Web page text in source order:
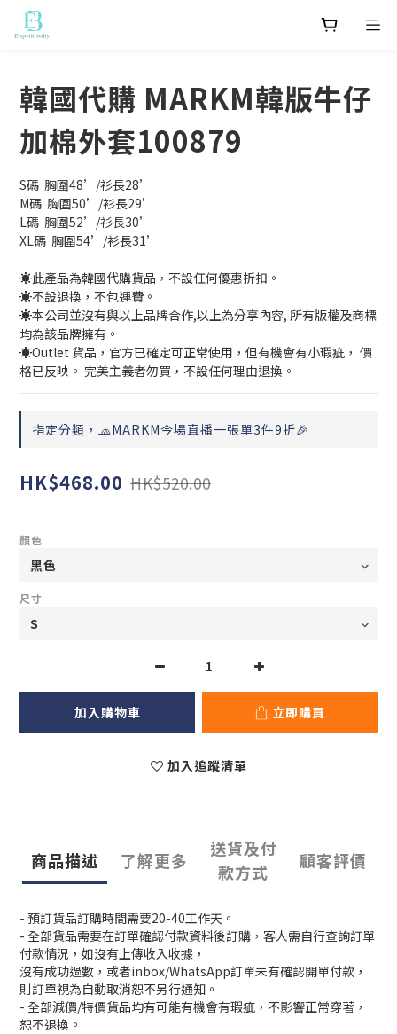
韓國代購 MARKM韓版牛仔
加棉外套100879
S碼  胸圍48’/衫長28’
M碼  胸圍50’/衫長29’
L碼  胸圍52’/衫長30’
XL碼  胸圍54’/衫長31’
☀️此產品為韓國代購貨品，不設任何優惠折扣。
☀️不設退換，不包運費。
☀️本公司並沒有與以上品牌合作,以上為分享內容, 所有版權及商標
均為該品牌擁有。
☀️Outlet 貨品，官方已確定可正常使用，但有機會有小瑕疵， 價
格已反映。 完美主義者勿買，不設任何理由退換。
指定分類，🧢MARKM今場直播一張單3件9折🎉
HK$468.00 HK$520.00
顏色
尺寸
加入購物車 立即購買
加入追蹤清單
商品描述 了解更多
送貨及付
款方式
顧客評價
- 預訂貨品訂購時間需要20-40工作天。
- 全部貨品需要在訂單確認付款資料後訂購，客人需自行查詢訂單
付款情況，如沒有上傳收入收據，
沒有成功過數，或者inbox/WhatsApp訂單未有確認開單付款，
則訂單視為自動取消恕不另行通知。
- 全部減價/特價貨品均有可能有機會有瑕疵，不影響正常穿著，
恕不退換。